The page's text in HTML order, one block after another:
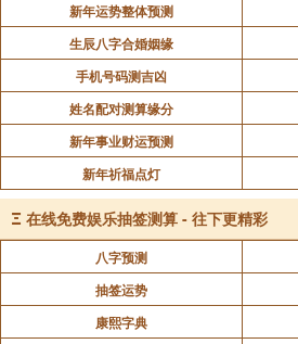
新年运势整体预测
生辰八字合婚姻缘
手机号码测吉凶
姓名配对测算缘分
新年事业财运预测
新年祈福点灯
Ξ 在线免费娱乐抽签测算 - 往下更精彩
八字预测
抽签运势
康熙字典